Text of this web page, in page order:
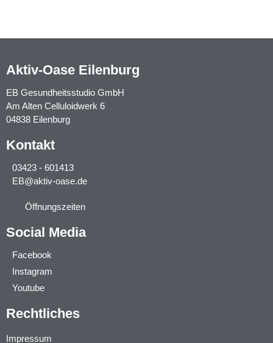
Aktiv-Oase Eilenburg
EB Gesundheitsstudio GmbH
Am Alten Celluloidwerk 6
04838 Eilenburg
Kontakt
03423 - 601413
EB@aktiv-oase.de
Öffnungszeiten
Social Media
Facebook
Instagram
Youtube
Rechtliches
Impressum